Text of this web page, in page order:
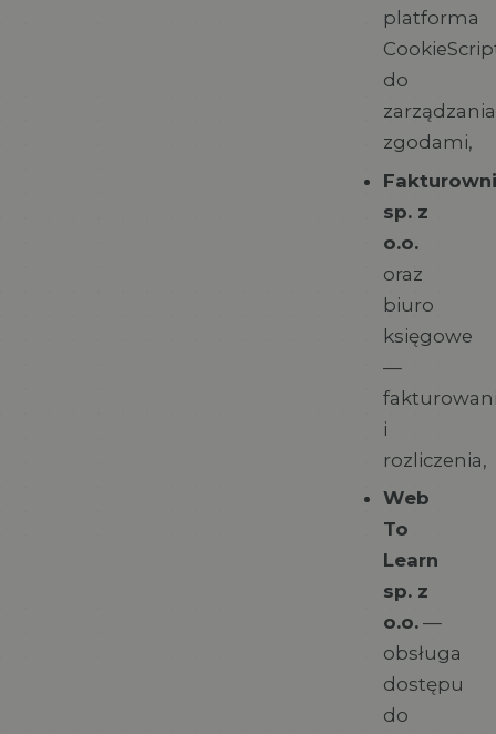
platforma
do
zarządzania
zgodami,
sp. z
o.o.
oraz
biuro
księgowe
—
i
rozliczenia,
Web
To
Learn
sp. z
o.o. —
obsługa
dostępu
do